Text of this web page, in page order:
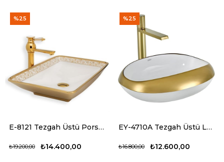
E-8121 Tezgah Üstü Porselen Lavabo
₺14.400,00
₺19.200,00
%25
EY-4710A Tezgah Üstü Lavabo Parlak Beyaz & Altın
₺12.600,00
₺16.800,00
%25